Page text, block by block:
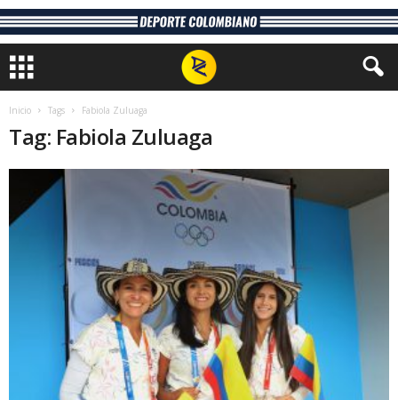
Inicio Tags Fabiola Zuluaga
Tag: Fabiola Zuluaga